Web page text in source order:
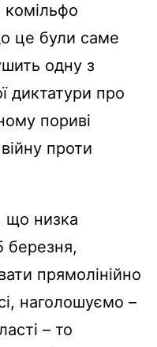
це були саме
одну з
диктатури про
пориві
проти
що низка
березня,
прямолінійно
наголошуємо –
– то